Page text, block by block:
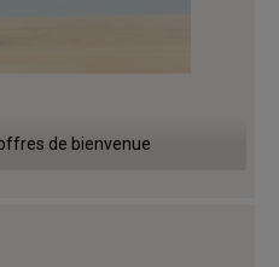
de bienvenue